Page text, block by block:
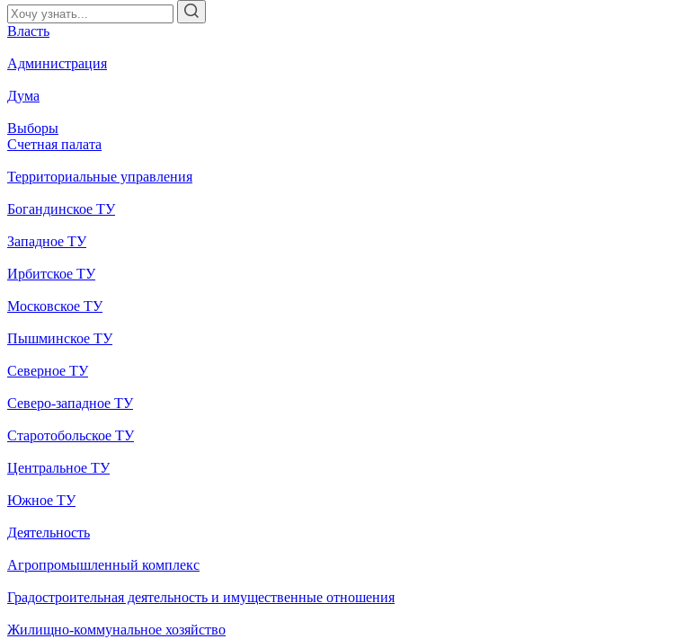
Власть
Администрация
Дума
Выборы
Счетная палата
Территориальные управления
Богандинское ТУ
Западное ТУ
Ирбитское ТУ
Московское ТУ
Пышминское ТУ
Северное ТУ
Северо-западное ТУ
Старотобольское ТУ
Центральное ТУ
Южное ТУ
Деятельность
Агропромышленный комплекс
Градостроительная деятельность и имущественные отношения
Жилищно-коммунальное хозяйство